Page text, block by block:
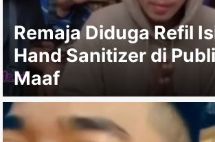
Remaja Diduga Refil
Hand Sanitizer di
Maaf